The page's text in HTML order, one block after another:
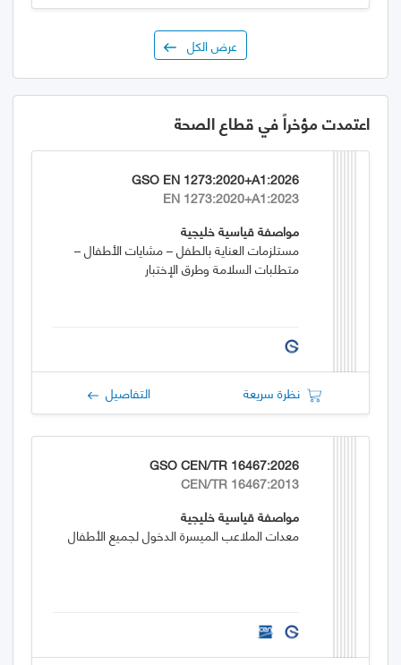
عرض الكل
اعتمدت مؤخراً في قطاع الصحة
GSO EN 1273:2020+A1:2026
EN 1273:2020+A1:2023
مواصفة قياسية خليجية
مستلزمات العناية بالطفل – مشايات الأطفال –
متطلبات السلامة وطرق الإختبار
نظرة سريعة التفاصيل
GSO CEN/TR 16467:2026
CEN/TR 16467:2013
مواصفة قياسية خليجية
معدات الملاعب الميسرة الدخول لجميع الأطفال